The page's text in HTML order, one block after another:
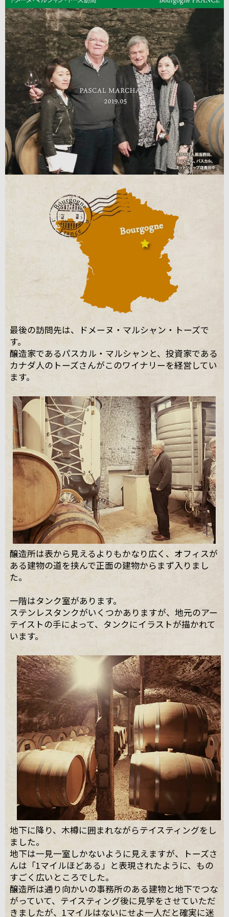
最後の訪問先は、ドメーヌ・マルシャン・トーズで
す。
醸造家であるパスカル・マルシャンと、投資家である
カナダ人のトーズさんがこのワイナリーを経営してい
ます。
醸造所は表から見えるよりもかなり広く、オフィスが
ある建物の道を挟んで正面の建物からまず入りまし
た。
一階はタンク室があります。
ステンレスタンクがいくつかありますが、地元のアー
テイストの手によって、タンクにイラストが描かれて
います。
地下に降り、木樽に囲まれながらテイスティングをし
ました。
地下は一見一室しかないように見えますが、トーズさ
んは「1マイルほどある」と表現されたように、もの
すごく広いところでした。
醸造所は通り向かいの事務所のある建物と地下でつな
がっていて、テイスティング後に見学をさせていただ
きましたが、1マイルはないにせよ一人だと確実に迷